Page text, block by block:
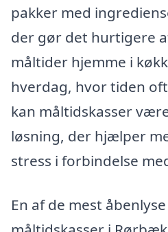
pakker med
der gør det hurtigere
måltider hjemme i
hverdag, hvor tiden
kan måltidskasser
løsning, der hjælper
stress i forbindelse
En af de mest